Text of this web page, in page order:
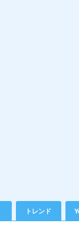
トレンド